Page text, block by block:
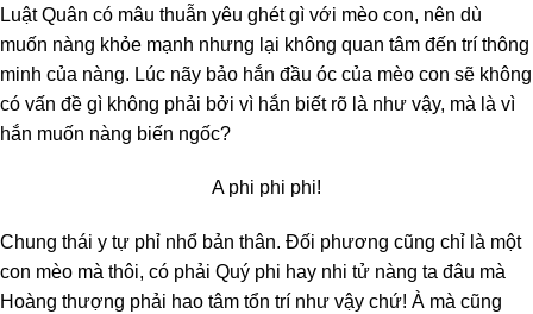
Luật Quân có mâu thuẫn yêu ghét gì với mèo con, nên dù
muốn nàng khỏe mạnh nhưng lại không quan tâm đến trí thông
minh của nàng. Lúc nãy bảo hắn đầu óc của mèo con sẽ không
có vấn đề gì không phải bởi vì hắn biết rõ là như vậy, mà là vì
hắn muốn nàng biến ngốc?
A phi phi phi!
Chung thái y tự phỉ nhổ bản thân. Đối phương cũng chỉ là một
con mèo mà thôi, có phải Quý phi hay nhi tử nàng ta đâu mà
Hoàng thượng phải hao tâm tổn trí như vậy chứ! À mà cũng